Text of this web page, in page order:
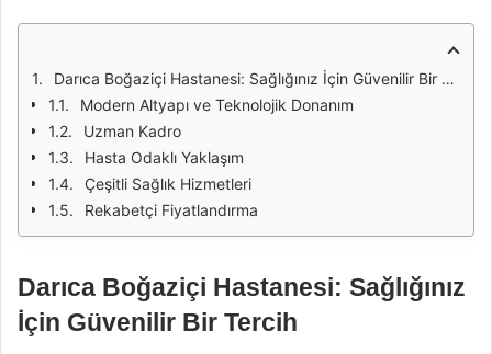
Darıca Boğaziçi Hastanesi: Sağlığınız İçin Güvenilir Bir Tercih
Modern Altyapı ve Teknolojik Donanım
Uzman Kadro
Hasta Odaklı Yaklaşım
Çeşitli Sağlık Hizmetleri
Rekabetçi Fiyatlandırma
Darıca Boğaziçi Hastanesi: Sağlığınız
İçin Güvenilir Bir Tercih